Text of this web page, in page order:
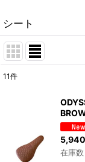
シート
11件
5,940
在庫数